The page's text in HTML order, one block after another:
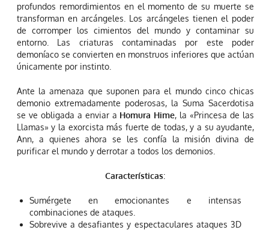
profundos remordimientos en el momento de su muerte se
transforman en arcángeles. Los arcángeles tienen el poder
de corromper los cimientos del mundo y contaminar su
entorno. Las criaturas contaminadas por este poder
demoníaco se convierten en monstruos inferiores que actúan
únicamente por instinto.
Ante la amenaza que suponen para el mundo cinco chicas
demonio extremadamente poderosas, la Suma Sacerdotisa
se ve obligada a enviar a Homura Hime, la «Princesa de las
Llamas» y la exorcista más fuerte de todas, y a su ayudante,
Ann, a quienes ahora se les confía la misión divina de
purificar el mundo y derrotar a todos los demonios.
Características:
Sumérgete en emocionantes e intensas
combinaciones de ataques.
Sobrevive a desafiantes y espectaculares ataques 3D